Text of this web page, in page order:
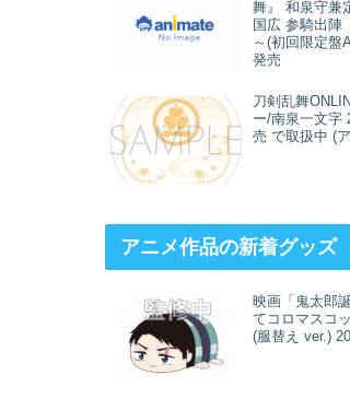
舞』 和泉守兼
国広 参騎出陣
～(初回限定盤
発売
刀剣乱舞
ー/南泉一文字
売 で取扱中 (
アニメ作品の新着グッズ
映画「鬼太郎
てコロマスコ
(服替え ver.)